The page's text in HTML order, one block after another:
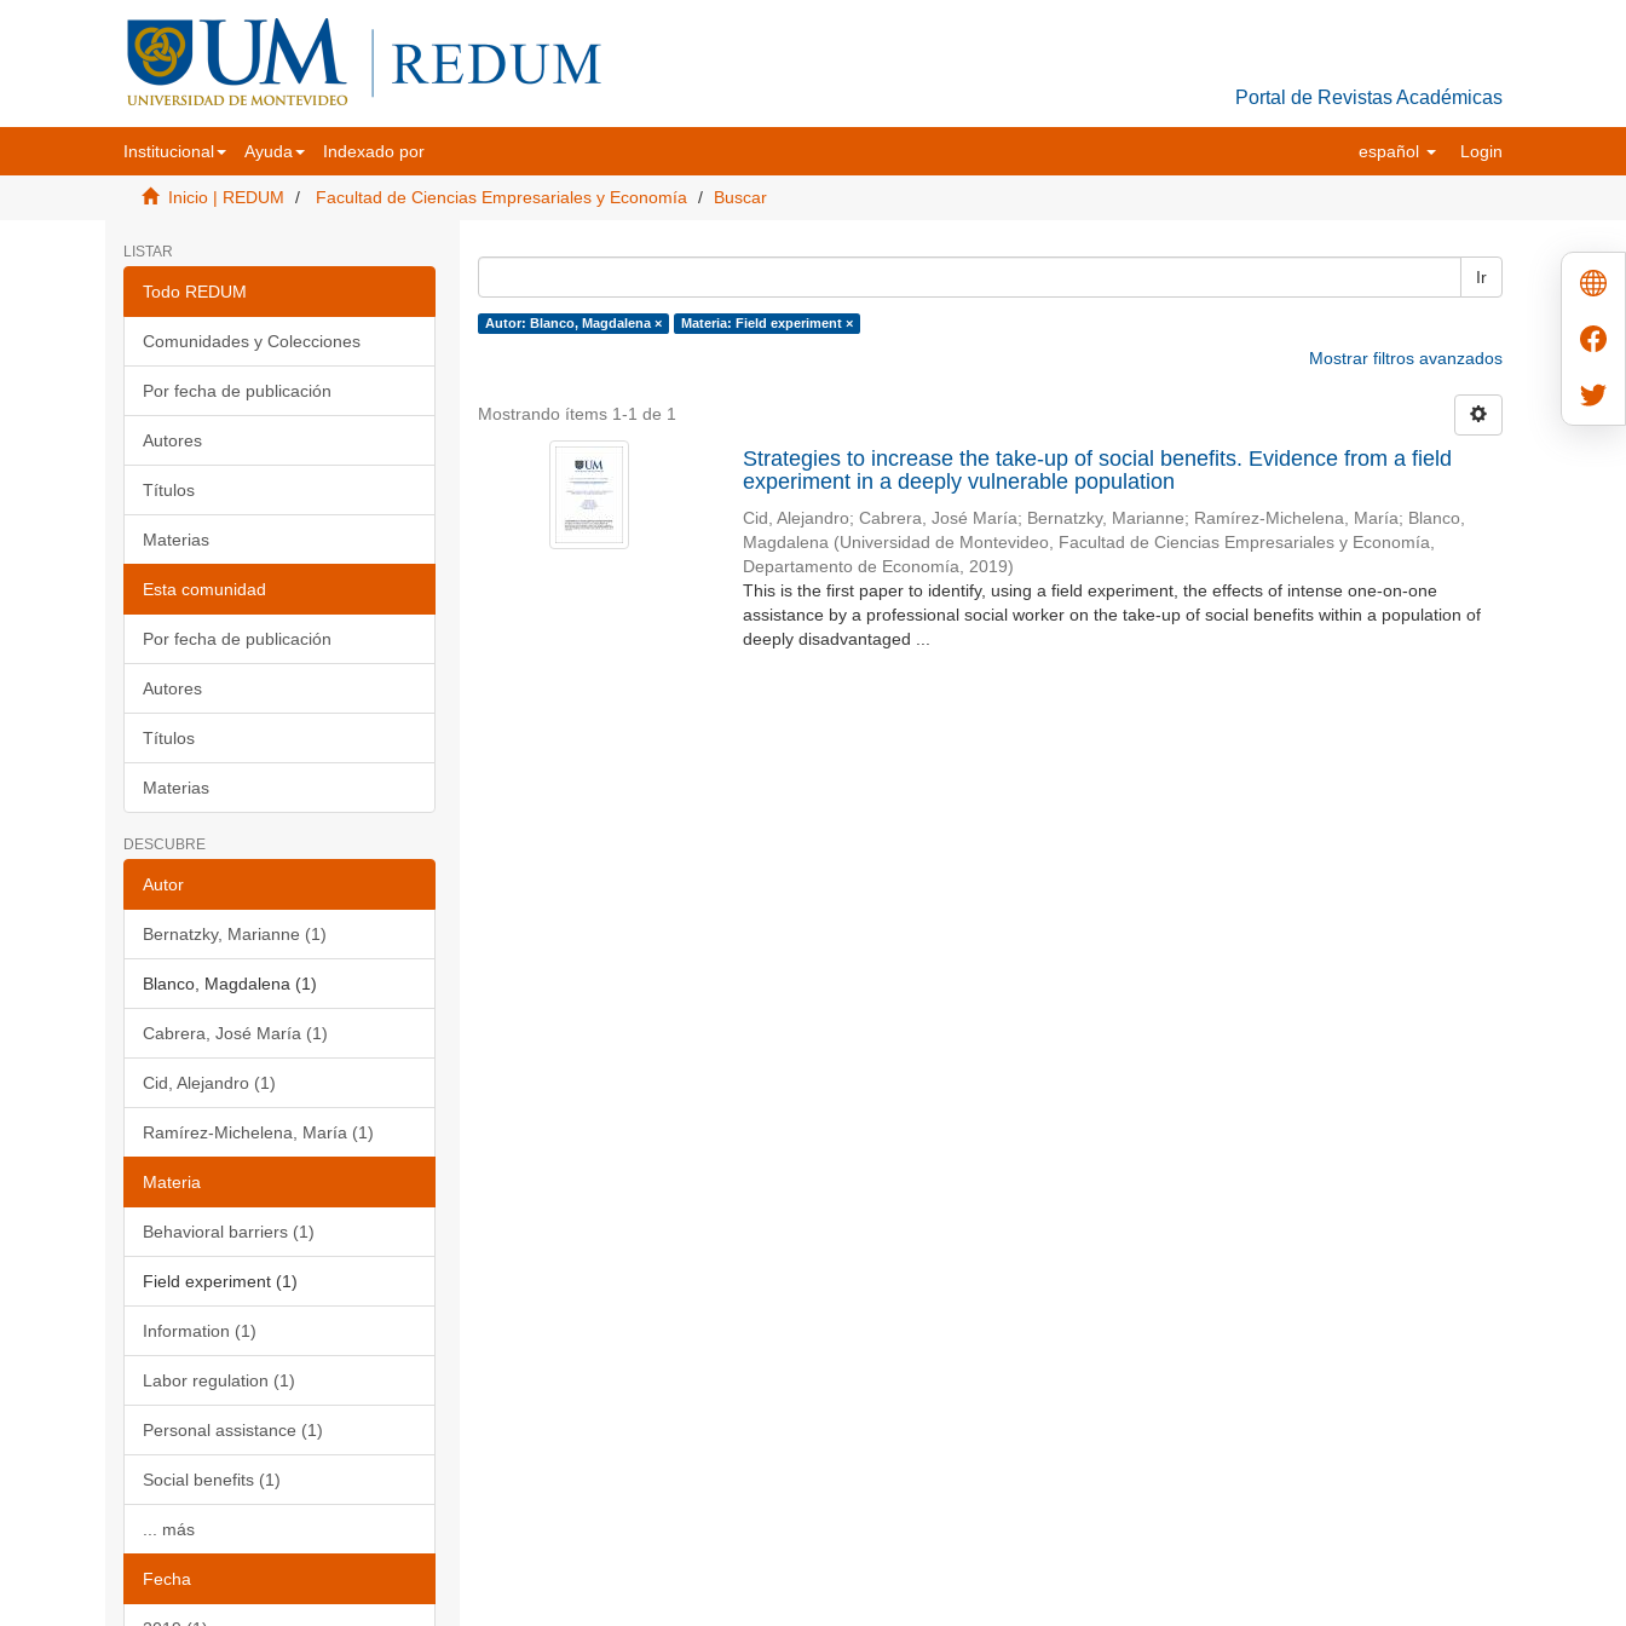
Portal de Revistas Académicas
Institucional Ayuda Indexado por español Login
Inicio | REDUM Facultad de Ciencias Empresariales y Economía Buscar
LISTAR
Todo REDUM
Comunidades y Colecciones
Por fecha de publicación
Autores
Títulos
Materias
Esta comunidad
Por fecha de publicación
Autores
Títulos
Materias
DESCUBRE
Autor
Bernatzky, Marianne (1)
Blanco, Magdalena (1)
Cabrera, José María (1)
Cid, Alejandro (1)
Ramírez-Michelena, María (1)
Materia
Behavioral barriers (1)
Field experiment (1)
Information (1)
Labor regulation (1)
Personal assistance (1)
Social benefits (1)
... más
Fecha
Ir
Autor: Blanco, Magdalena × Materia: Field experiment ×
Mostrar filtros avanzados
Mostrando ítems 1-1 de 1
Strategies to increase the take-up of social benefits. Evidence from a field
experiment in a deeply vulnerable population
Cid, Alejandro; Cabrera, José María; Bernatzky, Marianne; Ramírez-Michelena, María; Blanco,
Magdalena (Universidad de Montevideo, Facultad de Ciencias Empresariales y Economía,
Departamento de Economía, 2019)
This is the first paper to identify, using a field experiment, the effects of intense one-on-one
assistance by a professional social worker on the take-up of social benefits within a population of
deeply disadvantaged ...